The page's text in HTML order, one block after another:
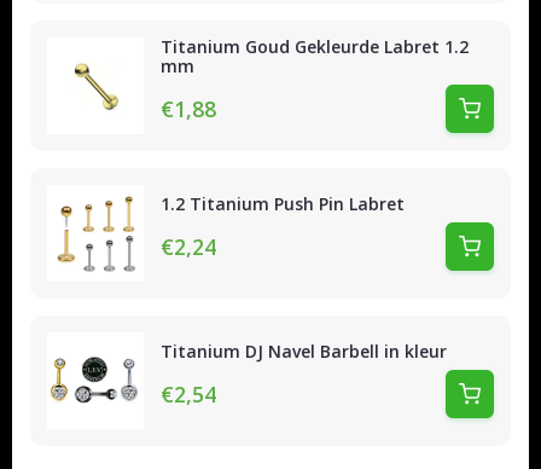
Titanium Goud Gekleurde Labret 1.2
mm
€1,88
1.2 Titanium Push Pin Labret
€2,24
Titanium DJ Navel Barbell in kleur
€2,54